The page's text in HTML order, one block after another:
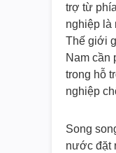
trợ từ
nghiệp là
Thế giới
Nam cần
trong hỗ
nghiệp
Song
nước đặt